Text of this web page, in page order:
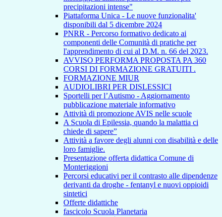
precipitazioni intense"
Piattaforma Unica - Le nuove funzionalita'
disponibili dal 5 dicembre 2024
PNRR - Percorso formativo dedicato ai
componenti delle Comunità di pratiche per
l'apprendimento di cui al D.M. n. 66 del 2023.
AVVISO PERFORMA PROPOSTA PA 360
CORSI DI FORMAZIONE GRATUITI .
FORMAZIONE MIUR
AUDIOLIBRI PER DISLESSICI
Sportelli per l’Autismo - Aggiornamento
pubblicazione materiale informativo
Attività di promozione AVIS nelle scuole
A Scuola di Epilessia, quando la malattia ci
chiede di sapere”
Attività a favore degli alunni con disabilità e delle
loro famiglie.
Presentazione offerta didattica Comune di
Monteriggioni
Percorsi educativi per il contrasto alle dipendenze
derivanti da droghe - fentanyl e nuovi oppioidi
sintetici
Offerte didattiche
fascicolo Scuola Planetaria